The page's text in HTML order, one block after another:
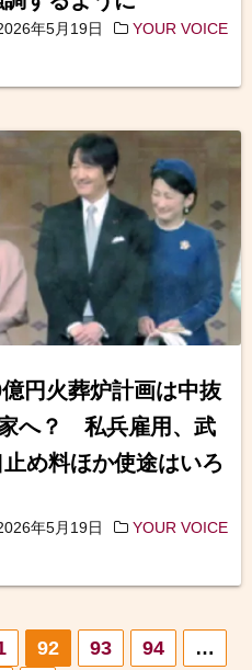
年5月19日 YOUR VOICE
円火葬炉計画は中抜
へ？ 私兵雇用、武
め料ほか使途はいろ
年5月19日 YOUR VOICE
92 93 94
…